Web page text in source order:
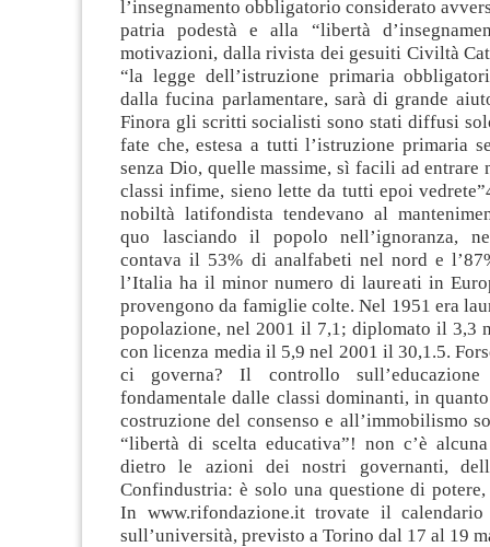
l’insegnamento obbligatorio considerato
patria podestà e alla “libertà
motivazioni, dalla rivista dei gesuiti Civiltà
“la legge dell’istruzione primaria
dalla fucina parlamentare, sarà di grande
Finora gli scritti socialisti sono stati diffusi
fate che, estesa a tutti l’istruzione primaria
senza Dio, quelle massime, sì facili ad entrare
classi infime, sieno lette da tutti epoi
nobiltà latifondista tendevano al
quo lasciando il popolo nell’ignoranza,
contava il 53% di analfabeti nel nord e
l’Italia ha il minor numero di laureati in
provengono da famiglie colte. Nel 1951 era
popolazione, nel 2001 il 7,1; diplomato il 3,3
con licenza media il 5,9 nel 2001 il 30,1.5.
ci governa? Il controllo sull’educazione
fondamentale dalle classi dominanti, in
costruzione del consenso e all’immobilismo
“libertà di scelta educativa”! non c’è
dietro le azioni dei nostri governanti,
Confindustria: è solo una questione di
In www.rifondazione.it trovate il
sull’università, previsto a Torino dal 17 al 19